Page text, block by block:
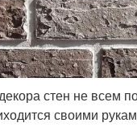
стен не всем
своими